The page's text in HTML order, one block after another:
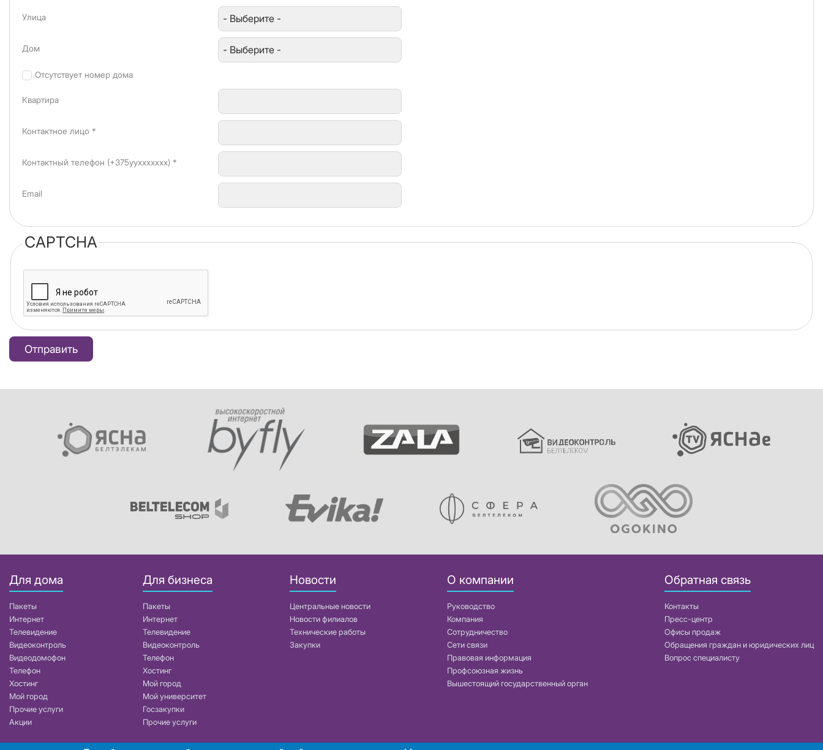
Улица
Дом
Отсутствует номер дома
Квартира
Контактное лицо *
Контактный телефон (+375yyxxxxxxx) *
Email
CAPTCHA
Для дома
Пакеты
Интернет
Телевидение
Видеоконтроль
Видеодомофон
Телефон
Хостинг
Мой город
Прочие услуги
Акции
Для бизнеса
Пакеты
Интернет
Телевидение
Видеоконтроль
Телефон
Хостинг
Мой город
Мой университет
Госзакупки
Прочие услуги
Новости
Центральные новости
Новости филиалов
Технические работы
Закупки
О компании
Руководство
Компания
Сотрудничество
Сети связи
Правовая информация
Профсоюзная жизнь
Вышестоящий государственный орган
Обратная связь
Контакты
Пресс-центр
Офисы продаж
Обращения граждан и юридических лиц
Вопрос специалисту